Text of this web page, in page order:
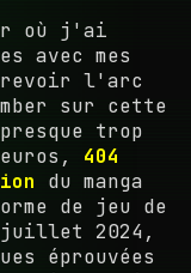
où j'ai
avec mes
revoir l'arc
sur cette
trop
404
du manga
de jeu de
2024,
éprouvées